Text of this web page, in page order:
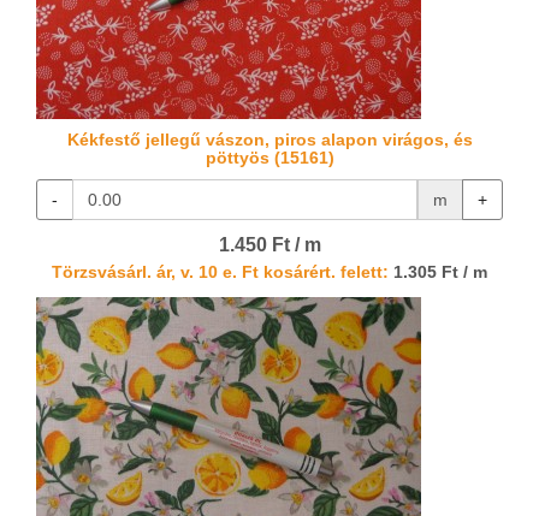
Kékfestő jellegű vászon, piros alapon virágos, és
pöttyös (15161)
- m +
1.450 Ft / m
Törzsvásárl. ár, v. 10 e. Ft kosárért. felett: 1.305 Ft / m